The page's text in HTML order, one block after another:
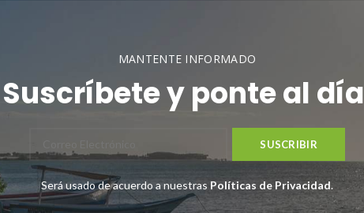
MANTENTE INFORMADO
Suscríbete y ponte al
Será usado de acuerdo a nuestras Políticas de Privacidad.